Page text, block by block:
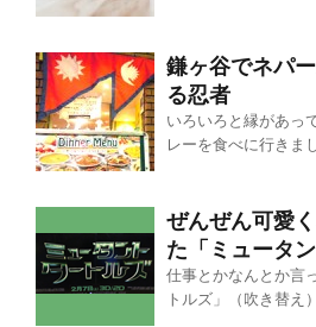
鎌ヶ谷でネパ
る忍者
いろいろと縁があっ
レーを食べに行きま
ぜんぜん可愛
た「ミュータ
仕事とかなんとか言
トルズ」（吹き替え